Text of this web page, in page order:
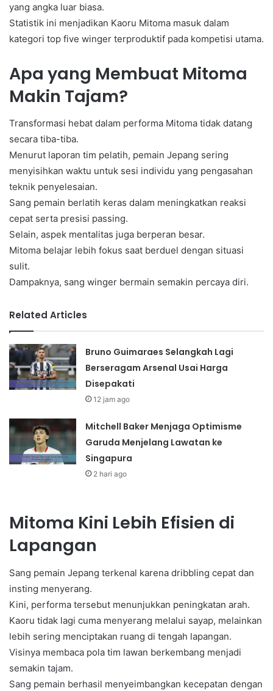
yang angka luar biasa.
Statistik ini menjadikan Kaoru Mitoma masuk dalam
kategori top five winger terproduktif pada kompetisi utama.
Apa yang Membuat Mitoma
Makin Tajam?
Transformasi hebat dalam performa Mitoma tidak datang
secara tiba-tiba.
Menurut laporan tim pelatih, pemain Jepang sering
menyisihkan waktu untuk sesi individu yang pengasahan
teknik penyelesaian.
Sang pemain berlatih keras dalam meningkatkan reaksi
cepat serta presisi passing.
Selain, aspek mentalitas juga berperan besar.
Mitoma belajar lebih fokus saat berduel dengan situasi
sulit.
Dampaknya, sang winger bermain semakin percaya diri.
Related Articles
Bruno Guimaraes Selangkah Lagi
Berseragam Arsenal Usai Harga
Disepakati
12 jam ago
Mitchell Baker Menjaga Optimisme
Garuda Menjelang Lawatan ke
Singapura
2 hari ago
Mitoma Kini Lebih Efisien di
Lapangan
Sang pemain Jepang terkenal karena dribbling cepat dan
insting menyerang.
Kini, performa tersebut menunjukkan peningkatan arah.
Kaoru tidak lagi cuma menyerang melalui sayap, melainkan
lebih sering menciptakan ruang di tengah lapangan.
Visinya membaca pola tim lawan berkembang menjadi
semakin tajam.
Sang pemain berhasil menyeimbangkan kecepatan dengan